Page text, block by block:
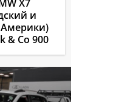
X7
и
& Co 900